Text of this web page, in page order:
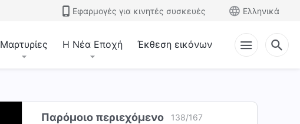
Εφαρμογές για κινητές συσκευές Ελληνικά
Μαρτυρίες Η Νέα Εποχή Έκθεση εικόνων
Παρόμοιο περιεχόμενο 138/167
Είσοδος στη ζωή |
Απόσπασμα 523
9:01
Είσοδος στη ζωή |
Απόσπασμα 524